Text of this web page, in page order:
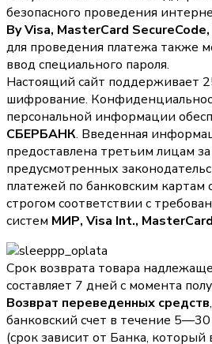
безопасного проведения
By Visa, MasterCard
для проведения платежа также
ввод специального пароля.
Настоящий сайт поддерживает
шифрование.
персональной информации
СБЕРБАНК. Введенная
предоставлена третьим лицам
предусмотренных
платежей по банковским картам
строгом соответствии с
систем МИР, Visa Int.,
Срок возврата товара
составляет 7 дней с момента
Возврат переведенных средств
банковский счет в течение
(срок зависит от Банка,